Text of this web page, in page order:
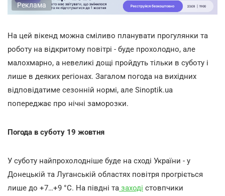
Реклама
На цей вікенд можна сміливо планувати прогулянки та
роботу на відкритому повітрі - буде прохолодно, але
малохмарно, а невеликі дощі пройдуть тільки в суботу і
лише в деяких регіонах. Загалом погода на вихідних
відповідатиме сезонній нормі, але Sinoptik.ua
попереджає про нічні заморозки.
Погода в суботу 19 жовтня
У суботу найпрохолодніше буде на сході України - у
Донецькій та Луганській областях повітря прогріється
лише до +7…+9 °С. На півдні та заході стовпчики